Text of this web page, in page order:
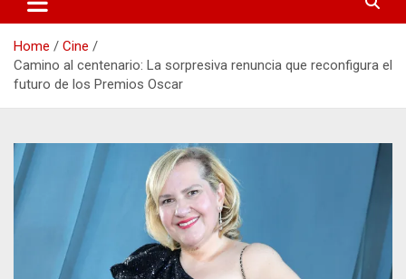
Home
Cine
Camino al centenario: La sorpresiva renuncia que reconfigura el
futuro de los Premios Oscar